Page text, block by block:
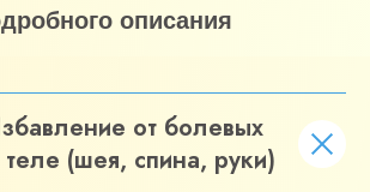
описания
от болевых
(шея, спина, руки)